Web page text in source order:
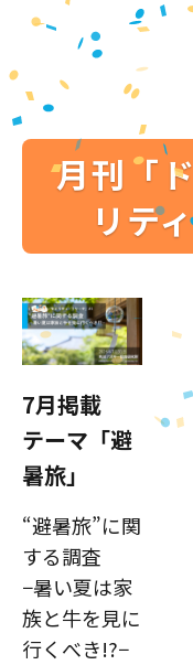
月刊「
リテ
7月掲載
テーマ「避
暑旅」
“避暑旅”に関
する調査
−暑い夏は家
族と牛を見に
行くべき!?−